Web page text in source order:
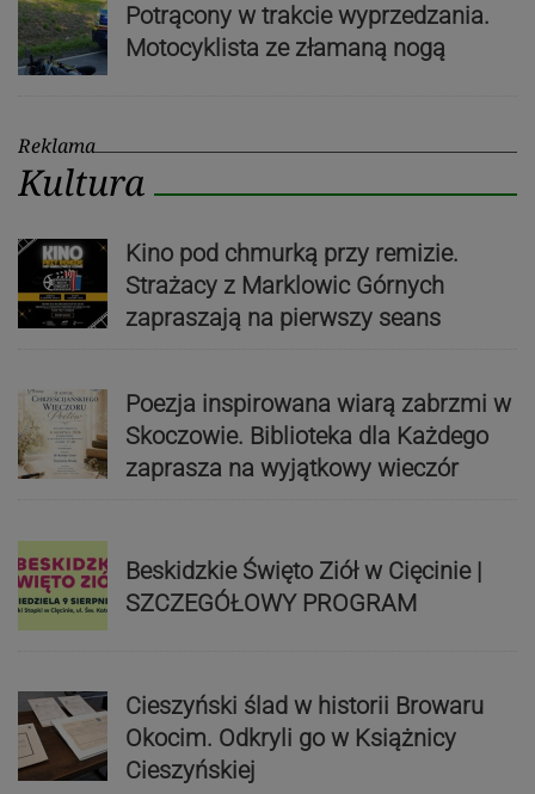
Potrącony w trakcie wyprzedzania.
Motocyklista ze złamaną nogą
Reklama
Kultura
Kino pod chmurką przy remizie.
Strażacy z Marklowic Górnych
zapraszają na pierwszy seans
Poezja inspirowana wiarą zabrzmi w
Skoczowie. Biblioteka dla Każdego
zaprasza na wyjątkowy wieczór
Beskidzkie Święto Ziół w Cięcinie |
SZCZEGÓŁOWY PROGRAM
Cieszyński ślad w historii Browaru
Okocim. Odkryli go w Książnicy
Cieszyńskiej